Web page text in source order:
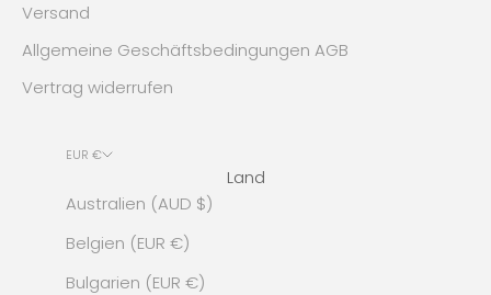
Versand
Allgemeine Geschäftsbedingungen AGB
Vertrag widerrufen
EUR €
Land
Australien (AUD $)
Belgien (EUR €)
Bulgarien (EUR €)